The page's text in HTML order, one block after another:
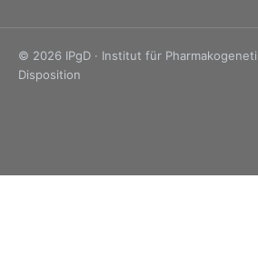
© 2026 IPgD · Institut für
Disposition